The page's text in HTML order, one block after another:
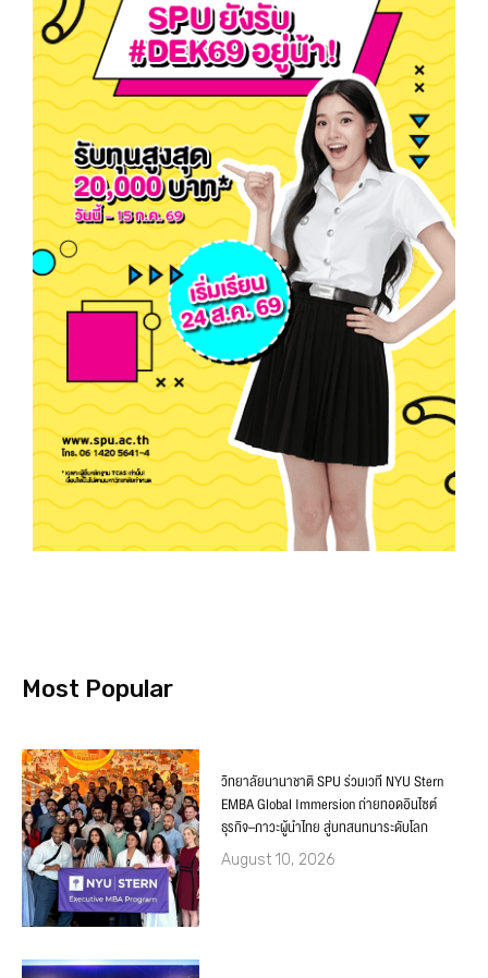
Most Popular
วิทยาลัยนานาชาติ SPU ร่วมเวที NYU Stern
EMBA Global Immersion ถ่ายทอดอินไซต์
ธุรกิจ–ภาวะผู้นำไทย สู่บทสนทนาระดับโลก
August 10, 2026